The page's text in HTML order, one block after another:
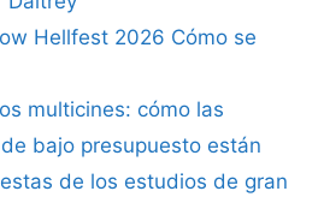
Hellfest 2026 Cómo se
multicines: cómo las
bajo presupuesto están
de los estudios de gran